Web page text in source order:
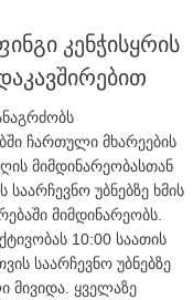
კენჭისყრის
ჩართული მხარეების
მიმდინარეობასთან
უბნებზე ხმის
მიმდინარეობს.
10:00 საათის
საარჩევნო უბნებზე
მივიდა. ყველაზე